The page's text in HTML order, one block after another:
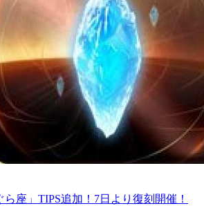
ら座」TIPS追加！7日より復刻開催！